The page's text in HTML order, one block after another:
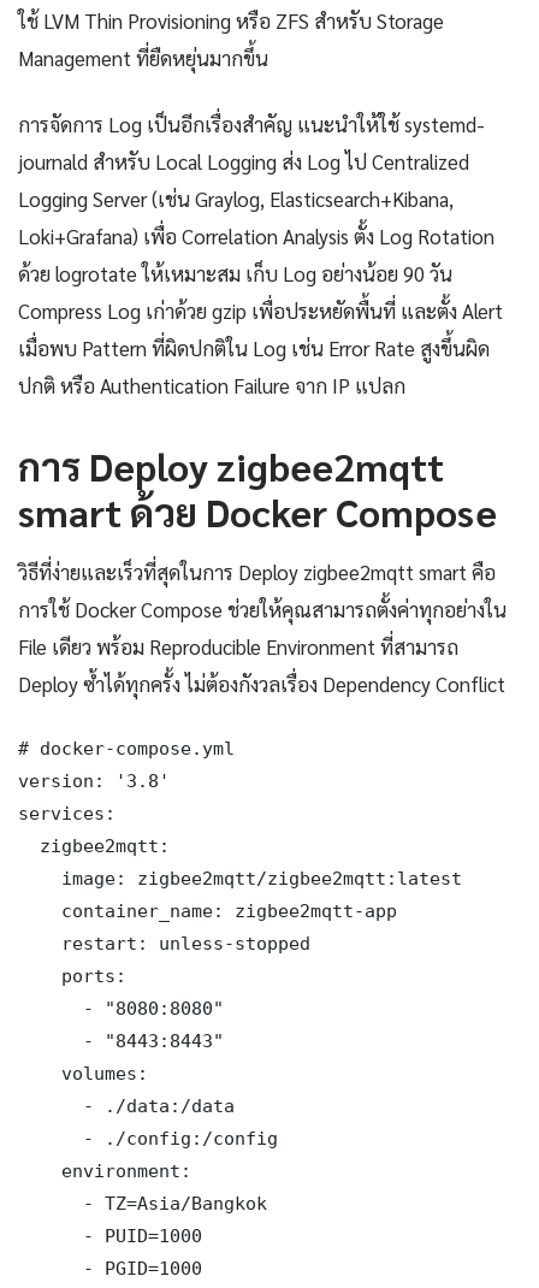
ใช้ LVM Thin Provisioning หรือ ZFS สำหรับ Storage
Management ที่ยืดหยุ่นมากขึ้น
การจัดการ Log เป็นอีกเรื่องสำคัญ แนะนำให้ใช้ systemd-
journald สำหรับ Local Logging ส่ง Log ไป Centralized
Logging Server (เช่น Graylog, Elasticsearch+Kibana,
Loki+Grafana) เพื่อ Correlation Analysis ตั้ง Log Rotation
ด้วย logrotate ให้เหมาะสม เก็บ Log อย่างน้อย 90 วัน
Compress Log เก่าด้วย gzip เพื่อประหยัดพื้นที่ และตั้ง Alert
เมื่อพบ Pattern ที่ผิดปกติใน Log เช่น Error Rate สูงขึ้นผิด
ปกติ หรือ Authentication Failure จาก IP แปลก
การ Deploy zigbee2mqtt
smart ด้วย Docker Compose
วิธีที่ง่ายและเร็วที่สุดในการ Deploy zigbee2mqtt smart คือ
การใช้ Docker Compose ช่วยให้คุณสามารถตั้งค่าทุกอย่างใน
File เดียว พร้อม Reproducible Environment ที่สามารถ
Deploy ซ้ำได้ทุกครั้ง ไม่ต้องกังวลเรื่อง Dependency Conflict
# docker-compose.yml
version: '3.8'
services:
  zigbee2mqtt:
    image: zigbee2mqtt/zigbee2mqtt:latest
    container_name: zigbee2mqtt-app
    restart: unless-stopped
    ports:
      - "8080:8080"
      - "8443:8443"
    volumes:
      - ./data:/data
      - ./config:/config
    environment:
      - TZ=Asia/Bangkok
      - PUID=1000
      - PGID=1000